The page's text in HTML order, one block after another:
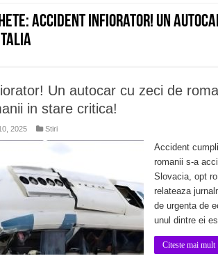
Accident infiorator! Un
Un autocar cu zeci de
in stare critica!
2025 Stiri
Accident
romanii s-a
Slovacia, opt
relateaza
de urgenta de
unul dintre ei
Citeste mai mult